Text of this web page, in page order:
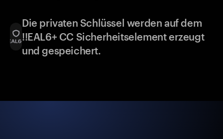
Die privaten Schlüssel werden auf dem
!!EAL6+ CC Sicherheitselement erzeugt
und gespeichert.